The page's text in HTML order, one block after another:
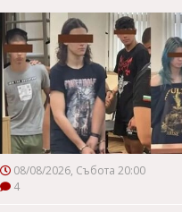
08/08/2026, Събота 20:00
4